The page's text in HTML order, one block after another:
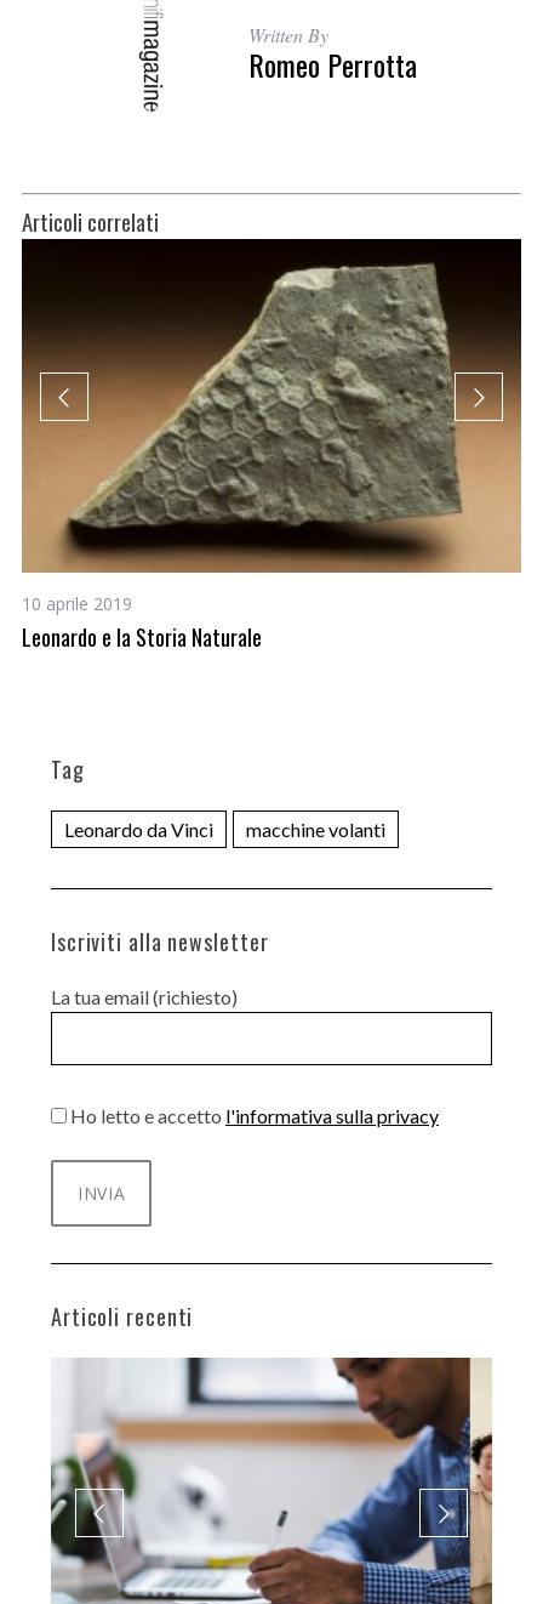
Written By
Romeo Perrotta
Articoli correlati
10 aprile 2019
Leonardo e la Storia Naturale
Tag
Leonardo da Vinci macchine volanti
Iscriviti alla newsletter
La tua email (richiesto)
Ho letto e accetto l'informativa sulla privacy
Articoli recenti